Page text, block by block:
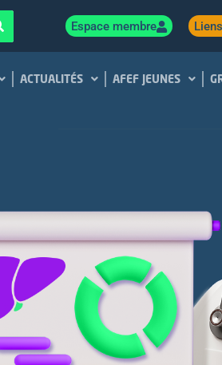
Espace membre
ACTUALITÉS AFEF JEUNES